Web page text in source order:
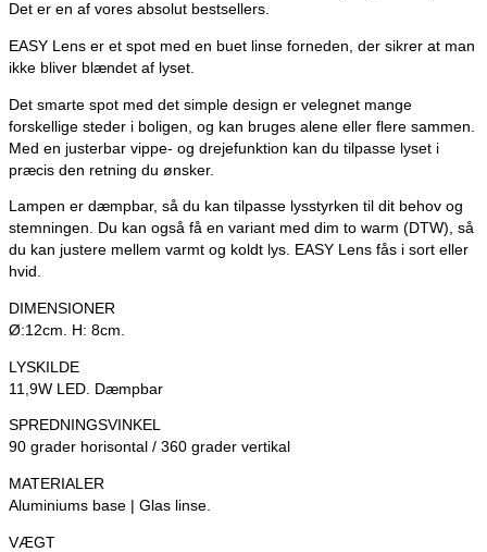
Det er en af vores absolut bestsellers.
EASY Lens er et spot med en buet linse forneden, der sikrer at man
ikke bliver blændet af lyset.
Det smarte spot med det simple design er velegnet mange
forskellige steder i boligen, og kan bruges alene eller flere sammen.
Med en justerbar vippe- og drejefunktion kan du tilpasse lyset i
præcis den retning du ønsker.
Lampen er dæmpbar, så du kan tilpasse lysstyrken til dit behov og
stemningen. Du kan også få en variant med dim to warm (DTW), så
du kan justere mellem varmt og koldt lys. EASY Lens fås i sort eller
hvid.
DIMENSIONER
Ø:12cm. H: 8cm.
LYSKILDE
11,9W LED. Dæmpbar
SPREDNINGSVINKEL
90 grader horisontal / 360 grader vertikal
MATERIALER
Aluminiums base | Glas linse.
VÆGT